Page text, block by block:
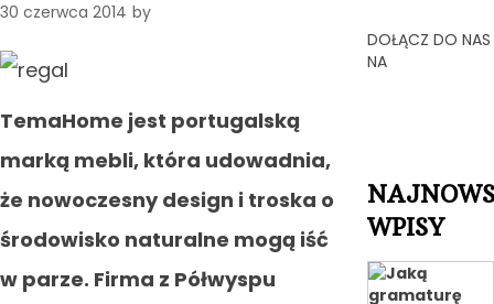
30 czerwca 2014 by
TemaHome jest portugalską
marką mebli, która udowadnia,
że nowoczesny design i troska o
środowisko naturalne mogą iść
w parze. Firma z Półwyspu
DOŁĄCZ DO NAS
NA
WPISY